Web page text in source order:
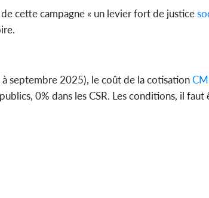
cette campagne « un levier fort de justice
à septembre 2025), le coût de la cotisation
0% dans les CSR. Les conditions, il faut